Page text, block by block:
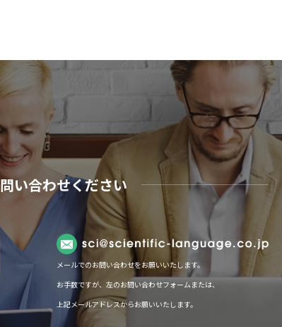
い合わせください
メールでのお問い合わせをお願いいたします。
お手数ですが、左のお問い合わせフォームまたは、
上記メールアドレスからお願いいたします。